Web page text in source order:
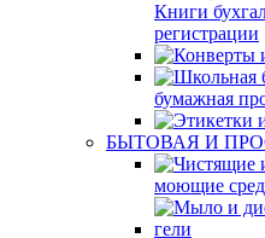
Книги
регистрации
бумажная
БЫТОВАЯ И
моющие